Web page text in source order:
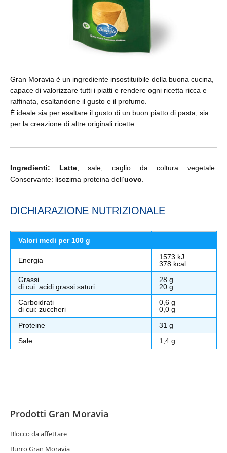
Gran Moravia è un ingrediente insostituibile della buona cucina,
capace di valorizzare tutti i piatti e rendere ogni ricetta ricca e
raffinata, esaltandone il gusto e il profumo.
È ideale sia per esaltare il gusto di un buon piatto di pasta, sia
per la creazione di altre originali ricette.
Ingredienti: Latte, sale, caglio da coltura vegetale.
Conservante: lisozima proteina dell’uovo.
DICHIARAZIONE NUTRIZIONALE
Valori medi per 100 g
Energia
1573 kJ
378 kcal
Grassi
di cui: acidi grassi saturi
28 g
20 g
Carboidrati
di cui: zuccheri
0,6 g
0,0 g
Proteine
31 g
Sale
1,4 g
Prodotti Gran Moravia
Blocco da affettare
Burro Gran Moravia